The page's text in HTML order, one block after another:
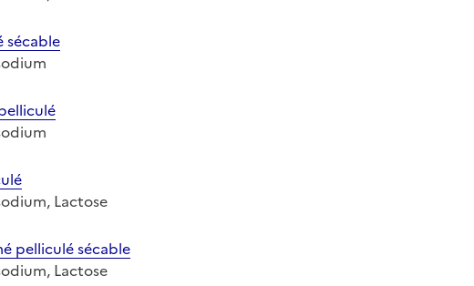
sécable
Lactose
pelliculé sécable
Lactose